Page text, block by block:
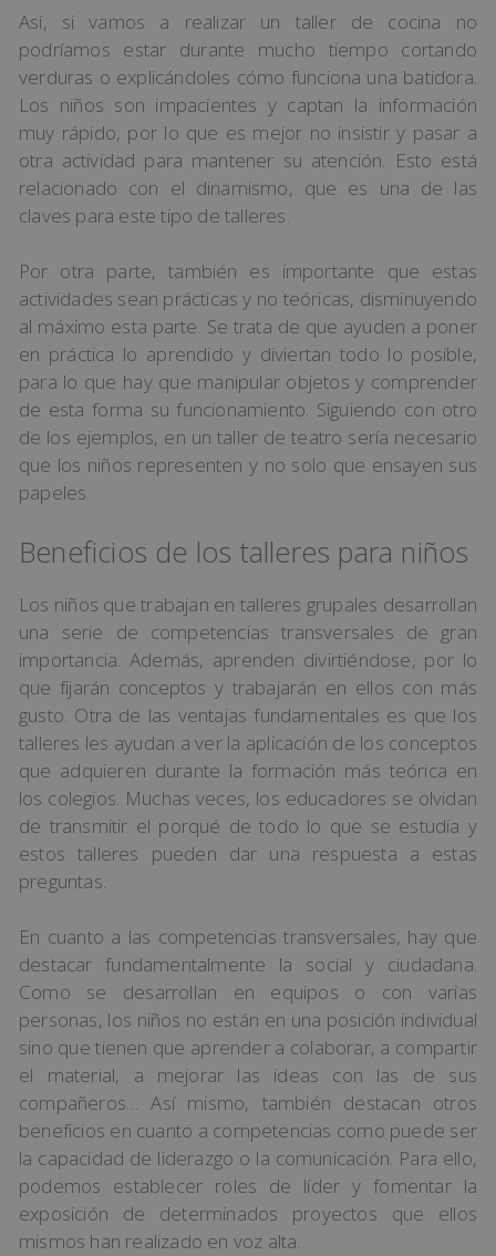
Así, si vamos a realizar un taller de cocina no
podríamos estar durante mucho tiempo cortando
verduras o explicándoles cómo funciona una batidora.
Los niños son impacientes y captan la información
muy rápido, por lo que es mejor no insistir y pasar a
otra actividad para mantener su atención. Esto está
relacionado con el dinamismo, que es una de las
claves para este tipo de talleres.
Por otra parte, también es importante que estas
actividades sean prácticas y no teóricas, disminuyendo
al máximo esta parte. Se trata de que ayuden a poner
en práctica lo aprendido y diviertan todo lo posible,
para lo que hay que manipular objetos y comprender
de esta forma su funcionamiento. Siguiendo con otro
de los ejemplos, en un taller de teatro sería necesario
que los niños representen y no solo que ensayen sus
papeles.
Beneficios de los talleres para niños
Los niños que trabajan en talleres grupales desarrollan
una serie de competencias transversales de gran
importancia. Además, aprenden divirtiéndose, por lo
que fijarán conceptos y trabajarán en ellos con más
gusto. Otra de las ventajas fundamentales es que los
talleres les ayudan a ver la aplicación de los conceptos
que adquieren durante la formación más teórica en
los colegios. Muchas veces, los educadores se olvidan
de transmitir el porqué de todo lo que se estudia y
estos talleres pueden dar una respuesta a estas
preguntas.
En cuanto a las competencias transversales, hay que
destacar fundamentalmente la social y ciudadana.
Como se desarrollan en equipos o con varias
personas, los niños no están en una posición individual
sino que tienen que aprender a colaborar, a compartir
el material, a mejorar las ideas con las de sus
compañeros… Así mismo, también destacan otros
beneficios en cuanto a competencias como puede ser
la capacidad de liderazgo o la comunicación. Para ello,
podemos establecer roles de líder y fomentar la
exposición de determinados proyectos que ellos
mismos han realizado en voz alta.